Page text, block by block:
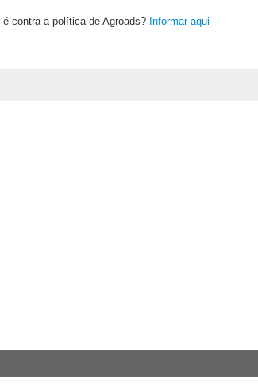
contra a política de Agroads? Informar aqui